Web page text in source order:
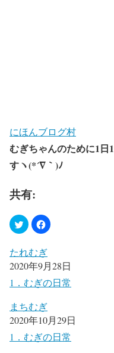
にほんブログ村
むぎちゃんのために1日1
すヽ(*´∇ ｀ )ﾉ
共有:
たれむぎ
2020年9月28日
1．むぎの日常
まちむぎ
2020年10月29日
1．むぎの日常